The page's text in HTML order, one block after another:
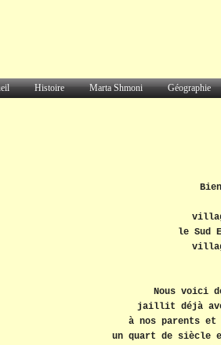
Histoire Marta Shmoni Géographie
le Sud
Nous voici
jaillit déjà
à nos parents et
un quart de siècle